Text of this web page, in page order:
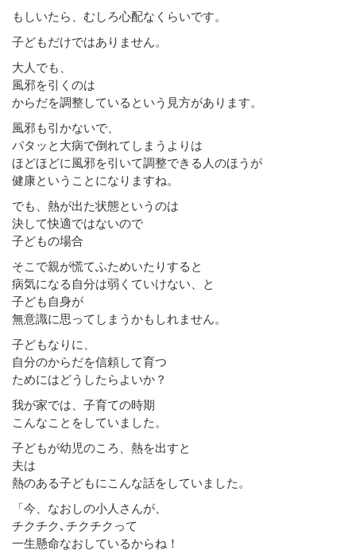
もしいたら、むしろ心配なくらいです。
子どもだけではありません。
大人でも、
風邪を引くのは
からだを調整しているという見方があります。
風邪も引かないで、
パタッと大病で倒れてしまうよりは
ほどほどに風邪を引いて調整できる人のほうが
健康ということになりますね。
でも、熱が出た状態というのは
決して快適ではないので
子どもの場合
そこで親が慌てふためいたりすると
病気になる自分は弱くていけない、と
子ども自身が
無意識に思ってしまうかもしれません。
子どもなりに、
自分のからだを信頼して育つ
ためにはどうしたらよいか？
我が家では、子育ての時期
こんなことをしていました。
子どもが幼児のころ、熱を出すと
夫は
熱のある子どもにこんな話をしていました。
「今、なおしの小人さんが、
チクチク､チクチクって
一生懸命なおしているからね！